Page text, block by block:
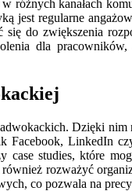
kanałach
regularne
do zwiększenia
dla
Dzięki
LinkedIn
studies, które
rozważyć
co pozwala na